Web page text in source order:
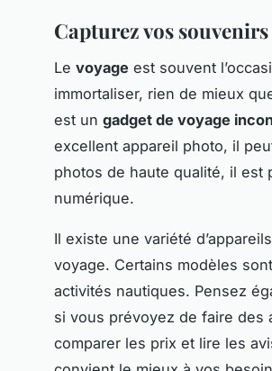
Capturez vos
Le voyage est souvent
immortaliser, rien de mieux
est un gadget de voyage
excellent appareil photo, il
photos de haute qualité, il est
numérique.
Il existe une variété
voyage. Certains modèles
activités nautiques. Pensez
si vous prévoyez de faire des
comparer les prix et lire les